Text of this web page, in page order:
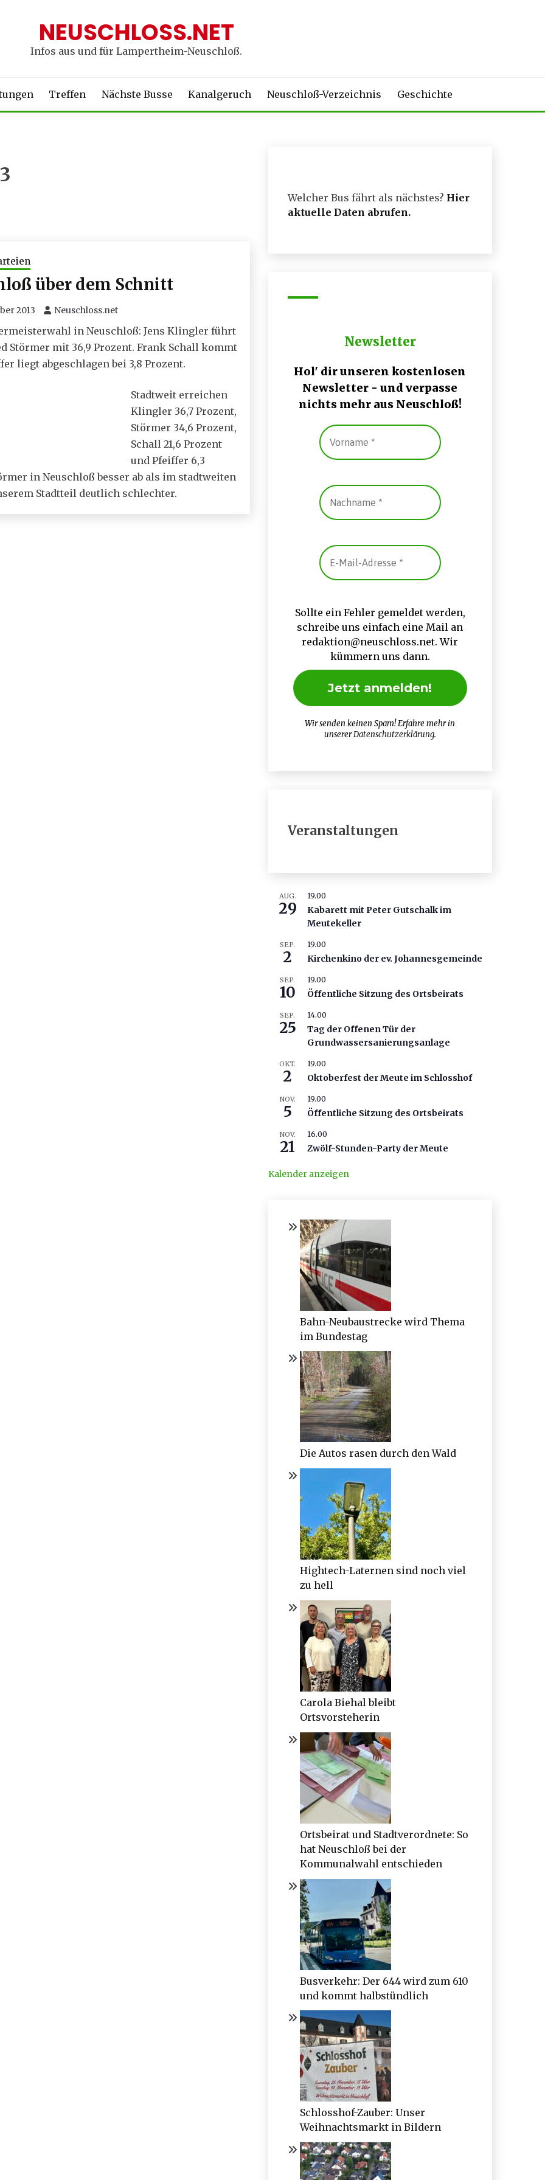
NEUSCHLOSS.NET
Infos aus und für Lampertheim-Neuschloß.
Treffen Nächste Busse Kanalgeruch Neuschloß-Verzeichnis Geschichte
über dem Schnitt
2013 Neuschloss.net
in Neuschloß: Jens Klingler führt
Störmer mit 36,9 Prozent. Frank Schall kommt
liegt abgeschlagen bei 3,8 Prozent.
Stadtweit erreichen
Klingler 36,7 Prozent,
Störmer 34,6 Prozent,
Schall 21,6 Prozent
und Pfeiffer 6,3
in Neuschloß besser ab als im stadtweiten
Stadtteil deutlich schlechter.
Welcher Bus fährt als nächstes? Hier
aktuelle Daten abrufen.
Newsletter
Hol' dir unseren kostenlosen
Newsletter - und verpasse
nichts mehr aus Neuschloß!
Sollte ein Fehler gemeldet werden,
schreibe uns einfach eine Mail an
redaktion@neuschloss.net. Wir
kümmern uns dann.
Wir senden keinen Spam! Erfahre mehr in
unsererDatenschutzerklärung.
Veranstaltungen
AUG.
29
19.00
Kabarett mit Peter Gutschalk im
Meutekeller
SEP.
2
19.00
Kirchenkino der ev. Johannesgemeinde
SEP.
10
19.00
Öffentliche Sitzung des Ortsbeirats
SEP.
25
14.00
Tag der Offenen Tür der
Grundwassersanierungsanlage
OKT.
2
19.00
Oktoberfest der Meute im Schlosshof
NOV.
5
19.00
Öffentliche Sitzung des Ortsbeirats
NOV.
21
16.00
Zwölf-Stunden-Party der Meute
Kalender anzeigen
Bahn-Neubaustrecke wird Thema
im Bundestag
Die Autos rasen durch den Wald
Hightech-Laternen sind noch viel
zu hell
Carola Biehal bleibt
Ortsvorsteherin
Ortsbeirat und Stadtverordnete: So
hat Neuschloß bei der
Kommunalwahl entschieden
Busverkehr: Der 644 wird zum 610
und kommt halbstündlich
Schlosshof-Zauber: Unser
Weihnachtsmarkt in Bildern